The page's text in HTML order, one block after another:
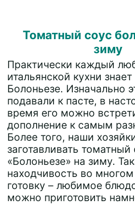
Томатный соус
зиму
Практически каждый
итальянской кухни
Болоньезе. Изначально
подавали к пасте, в
время его можно
дополнение к самым
Более того, наши
заготавливать томатный
«Болоньезе» на зиму.
находчивость во многом
готовку – любимое
можно приготовить